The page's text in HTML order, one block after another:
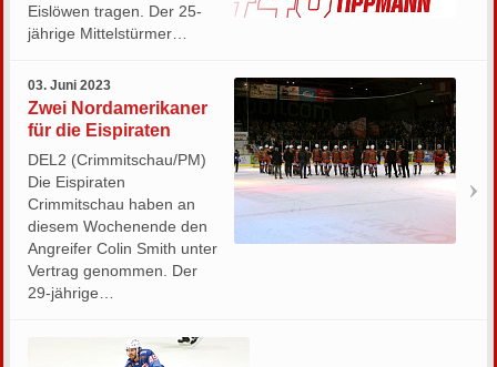
Eislöwen tragen. Der 25-
jährige Mittelstürmer…
03. Juni 2023
Zwei Nordamerikaner
für die Eispiraten
DEL2 (Crimmitschau/PM)
Die Eispiraten
Crimmitschau haben an
diesem Wochenende den
Angreifer Colin Smith unter
Vertrag genommen. Der
29-jährige…